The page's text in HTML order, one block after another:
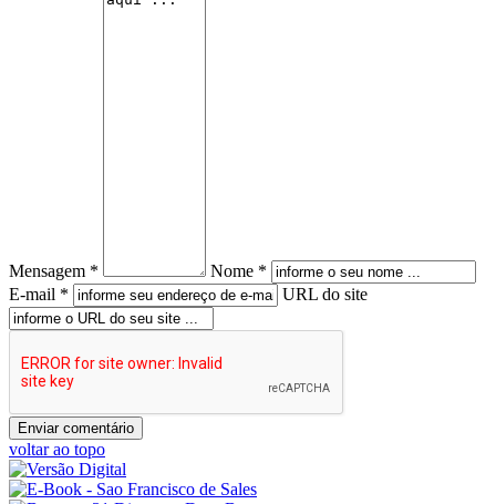
Mensagem *
Nome *
E-mail *
URL do site
voltar ao topo